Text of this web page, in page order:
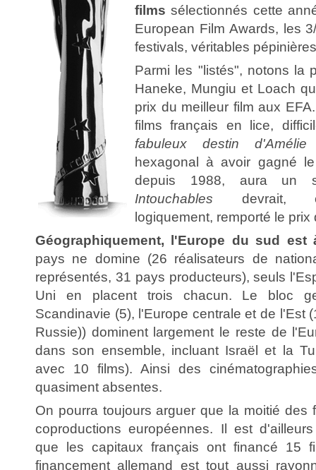
films sélectionnés cette
European Film Awards, les
festivals, véritables
Parmi les "listés", notons la
Haneke, Mungiu et Loach
prix du meilleur film aux
films français en lice,
fabuleux destin d'Amélie
hexagonal à avoir gagné
depuis 1988, aura un
Intouchables devrait,
logiquement, remporté le prix
Géographiquement, l'Europe du sud est
pays ne domine (26 réalisateurs de
représentés, 31 pays producteurs), seuls
Uni en placent trois chacun. Le bloc
Scandinavie (5), l'Europe centrale et de l'Est
Russie)) dominent largement le reste de
dans son ensemble, incluant Israël et la
avec 10 films). Ainsi des
quasiment absentes.
On pourra toujours arguer que la moitié des
coproductions européennes. Il est
que les capitaux français ont financé 15
financement allemand est tout aussi